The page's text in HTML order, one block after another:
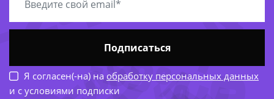
Я согласен(-на) на обработку персональных данных
и с условиями подписки
Подписаться
-59%